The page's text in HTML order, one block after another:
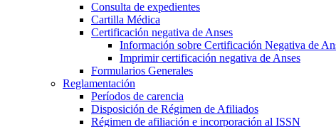
Consulta de expedientes
Cartilla Médica
Certificación negativa de Anses
Información sobre Certificación Negativa de
Imprimir certificación negativa de Anses
Formularios Generales
Reglamentación
Períodos de carencia
Disposición de Régimen de Afiliados
Régimen de afiliación e incorporación al ISSN